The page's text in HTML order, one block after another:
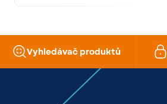
Vyhledávač produktů